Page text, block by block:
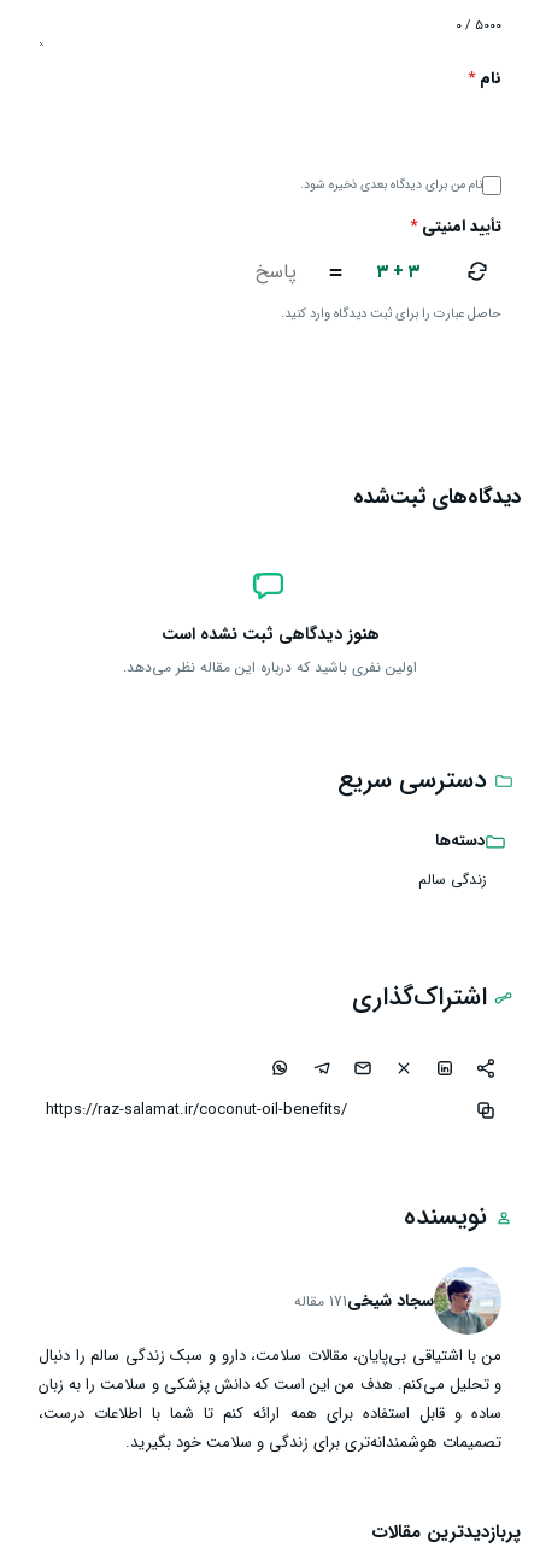
۰ / ۵۰۰۰
نام*
نام من برای دیدگاه بعدی ذخیره شود.
تأیید امنیتی*
۳ + ۳ =
حاصل عبارت را برای ثبت دیدگاه وارد کنید.
دیدگاه‌های ثبت‌شده
هنوز دیدگاهی ثبت نشده است
اولین نفری باشید که درباره این مقاله نظر می‌دهد.
دسترسی سریع
دسته‌ها
زندگی سالم
اشتراک‌گذاری
نویسنده
سجاد شیخی171 مقاله
من با اشتیاقی بی‌پایان، مقالات سلامت، دارو و سبک زندگی سالم را دنبال
و تحلیل می‌کنم. هدف من این است که دانش پزشکی و سلامت را به زبان
ساده و قابل استفاده برای همه ارائه کنم تا شما با اطلاعات درست،
تصمیمات هوشمندانه‌تری برای زندگی و سلامت خود بگیرید.
پربازدیدترین مقالات